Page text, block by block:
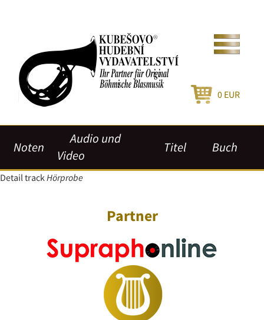
0 EUR
Noten
Audio und
Video
Titel Buch
Detail trackHörprobe
Partner